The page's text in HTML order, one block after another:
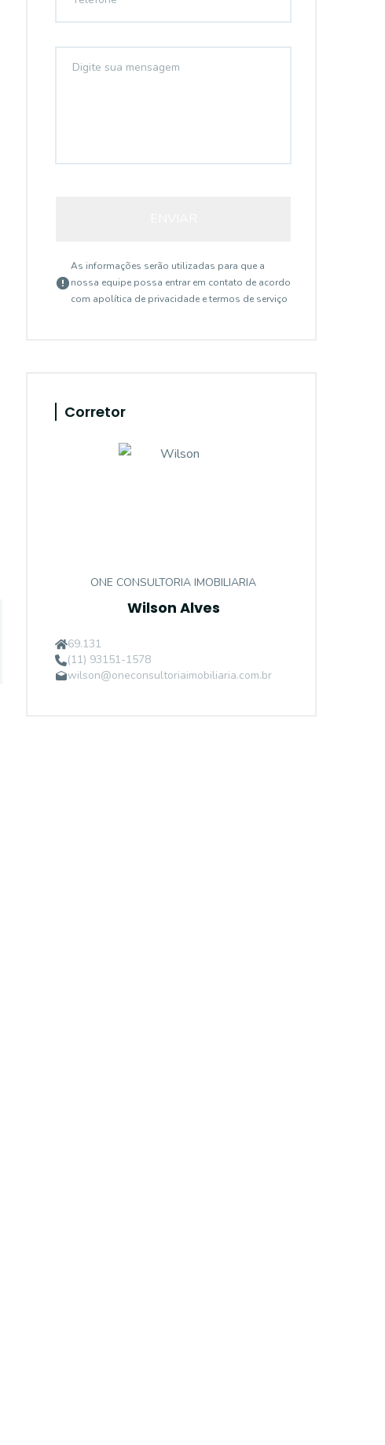
As informações serão utilizadas para que a
nossa equipe possa entrar em contato de acordo
com apolítica de privacidade e termos de serviço
Corretor
ONE CONSULTORIA IMOBILIARIA
Wilson Alves
69.131
(11) 93151-1578
wilson@oneconsultoriaimobiliaria.com.br